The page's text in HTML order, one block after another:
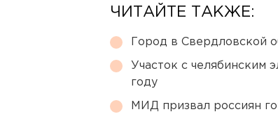
ЧИТАЙТЕ ТАКЖЕ:
Город в Свердловской
Участок с челябинским
году
МИД призвал россиян